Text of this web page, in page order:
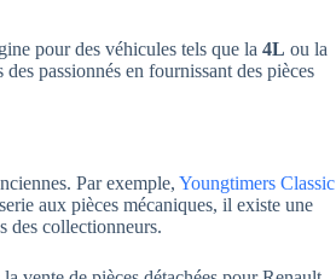
pour des véhicules tels que la 4L ou la
passionnés en fournissant des pièces
Par exemple, Youngtimers Classic
aux pièces mécaniques, il existe une
des collectionneurs.